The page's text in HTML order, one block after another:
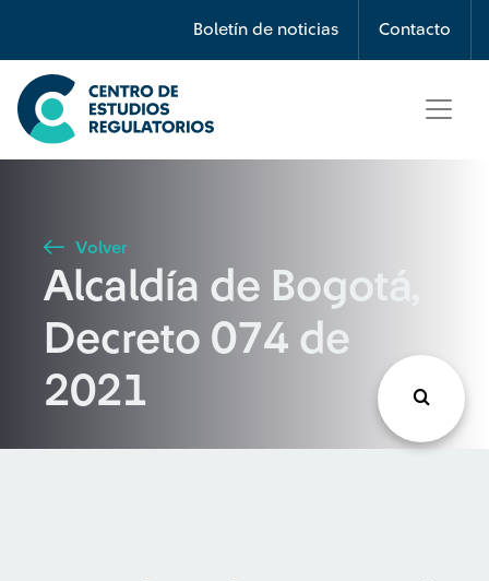
Boletín de noticias Contacto
Búsqueda
Seleccione país
Buscar
Volver
Alcaldía de Bogotá,
Decreto 074 de
2021